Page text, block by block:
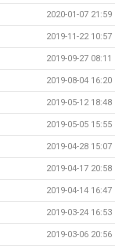
2020-01-07 21:59
2019-11-22 10:57
2019-09-27 08:11
2019-08-04 16:20
2019-05-12 18:48
2019-05-05 15:55
2019-04-28 15:07
2019-04-17 20:58
2019-04-14 16:47
2019-03-24 16:53
2019-03-06 20:56